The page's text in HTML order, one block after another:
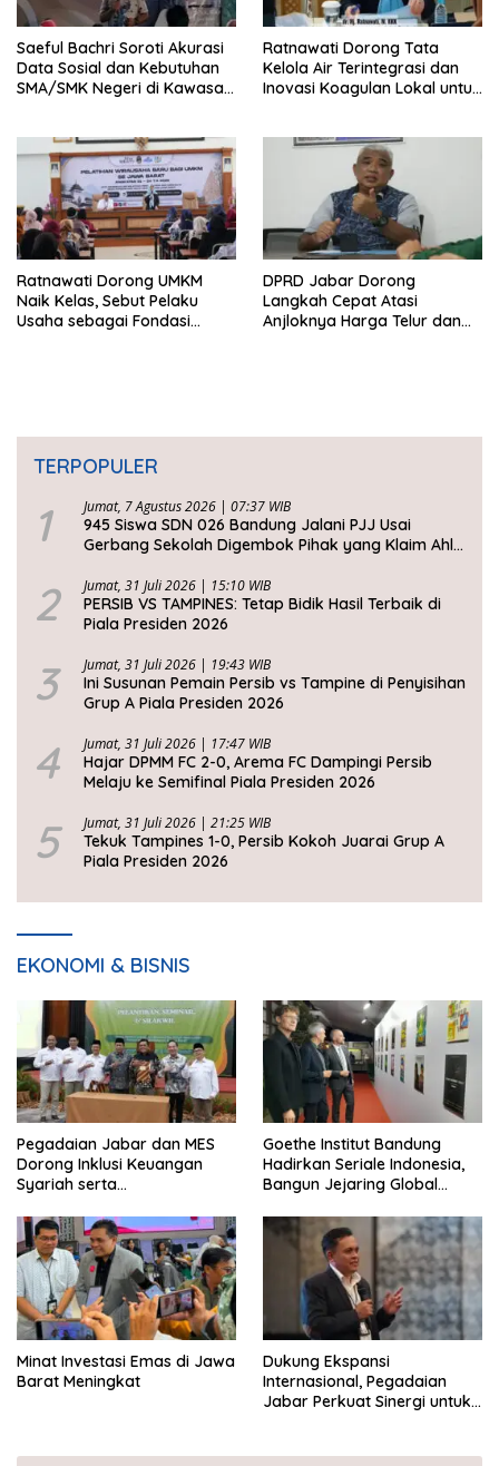
Saeful Bachri Soroti Akurasi
Data Sosial dan Kebutuhan
SMA/SMK Negeri di Kawasan
Ratnawati Dorong Tata
Kelola Air Terintegrasi dan
Inovasi Koagulan Lokal untuk
Ratnawati Dorong UMKM
Naik Kelas, Sebut Pelaku
Usaha sebagai Fondasi
DPRD Jabar Dorong
Langkah Cepat Atasi
Anjloknya Harga Telur dan
TERPOPULER
1 Jumat, 7 Agustus 2026 | 07:37 WIB
945 Siswa SDN 026 Bandung Jalani PJJ Usai
Gerbang Sekolah Digembok Pihak yang Klaim Ahli
2 Jumat, 31 Juli 2026 | 15:10 WIB
PERSIB VS TAMPINES: Tetap Bidik Hasil Terbaik di
Piala Presiden 2026
3 Jumat, 31 Juli 2026 | 19:43 WIB
Ini Susunan Pemain Persib vs Tampine di Penyisihan
Grup A Piala Presiden 2026
4 Jumat, 31 Juli 2026 | 17:47 WIB
Hajar DPMM FC 2-0, Arema FC Dampingi Persib
Melaju ke Semifinal Piala Presiden 2026
5 Jumat, 31 Juli 2026 | 21:25 WIB
Tekuk Tampines 1-0, Persib Kokoh Juarai Grup A
Piala Presiden 2026
EKONOMI & BISNIS
Pegadaian Jabar dan MES
Dorong Inklusi Keuangan
Syariah serta
Goethe Institut Bandung
Hadirkan Seriale Indonesia,
Bangun Jejaring Global
Minat Investasi Emas di Jawa
Barat Meningkat
Dukung Ekspansi
Internasional, Pegadaian
Jabar Perkuat Sinergi untuk